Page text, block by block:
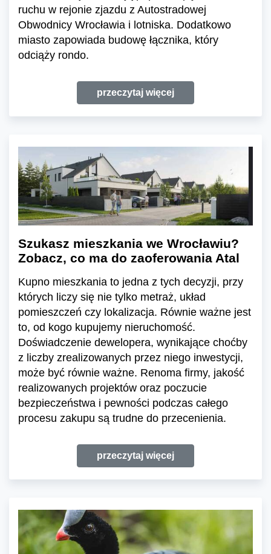
ruchu w rejonie zjazdu z Autostradowej
Obwodnicy Wrocławia i lotniska. Dodatkowo
miasto zapowiada budowę łącznika, który
odciąży rondo.
przeczytaj więcej
Szukasz mieszkania we Wrocławiu?
Zobacz, co ma do zaoferowania Atal
Kupno mieszkania to jedna z tych decyzji, przy
których liczy się nie tylko metraż, układ
pomieszczeń czy lokalizacja. Równie ważne jest
to, od kogo kupujemy nieruchomość.
Doświadczenie dewelopera, wynikające choćby
z liczby zrealizowanych przez niego inwestycji,
może być równie ważne. Renoma firmy, jakość
realizowanych projektów oraz poczucie
bezpieczeństwa i pewności podczas całego
procesu zakupu są trudne do przecenienia.
przeczytaj więcej